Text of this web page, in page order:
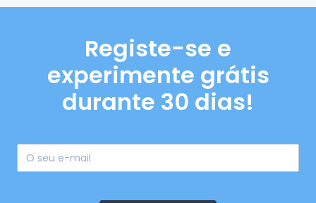
Registe-se e
experimente grátis
durante 30 dias!